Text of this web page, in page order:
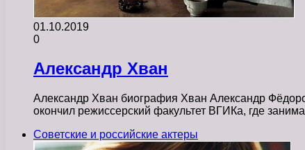
01.10.2019
0
Александр Хван
Александр Хван биография Хван Александр
окончил режиссерский факультет ВГИКа, где
Советские и российские актеры